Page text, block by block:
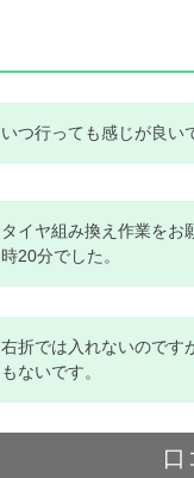
いつ行っても感じが良い
タイヤ組み換え作業をお
時20分でした。
右折では入れないのです
もないです。
口